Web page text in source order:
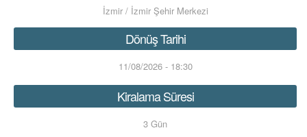
İzmir / İzmir Şehir Merkezi
Dönüş Tarihi
11/08/2026 - 18:30
Kiralama Süresi
3 Gün